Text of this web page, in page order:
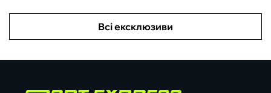
Всі ексклюзиви